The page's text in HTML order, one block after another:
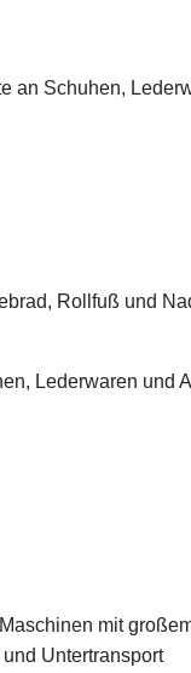
an Schuhen,
Rollfuß und
Lederwaren und
mit
Untertransport